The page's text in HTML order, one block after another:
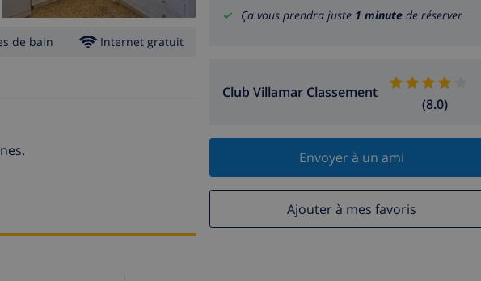
Ça vous prendra juste 1 minute de réserver
Club Villamar Classement
(8.0)
Envoyer à un ami
Ajouter à mes favoris
de bain Internet gratuit